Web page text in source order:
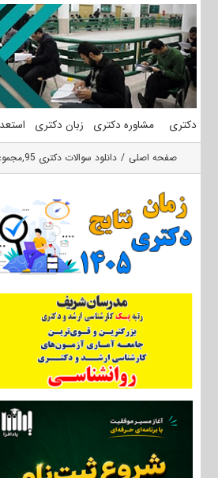
محتوا
دکتری مشاوره دکتری زبان دکتری
صفحه اصلی دانلود سوالات دکتری 95 ,